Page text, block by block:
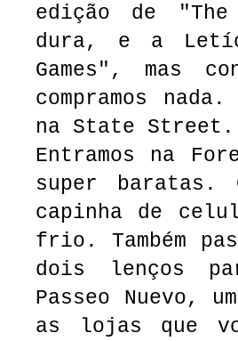
edição de
dura, e a
Games", mas
compramos
na State Street.
Entramos na
super baratas.
capinha de
frio. Também
dois lenços
Passeo Nuevo,
as lojas que